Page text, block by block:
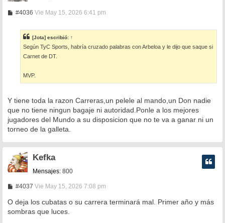
#4036M
a
j
e
Vie May 15, 2026 6:41 pm
[Jota] escribió: ↑
Según TyC Sports, habría cruzado palabras con Arbeloa y le dijo que saque si
Carnet de DT.
MVP.
Y tiene toda la razon Carreras,un pelele al mando,un Don nadie
que no tiene ningun bagaje ni autoridad.Ponle a los mejores
jugadores del Mundo a su disposicion que no te va a ganar ni un
torneo de la galleta.
Kefka
Mensajes: 800
#4037M
n
s
a
Vie May 15, 2026 7:08 pm
O deja los cubatas o su carrera terminará mal. Primer año y más
sombras que luces.